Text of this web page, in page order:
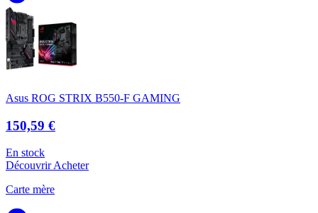
Asus ROG STRIX B550-F GAMING
150,59 €
En stock
DécouvrirAcheter
Carte mère